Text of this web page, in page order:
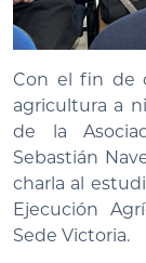
Con el fin de
agricultura a
de la
Sebastián
charla al
Ejecución
Sede Victoria.